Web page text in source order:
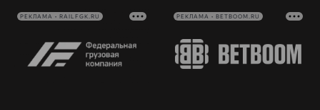
РЕКЛАМА • RAILFGK.RU РЕКЛАМА • BETBOOM.RU